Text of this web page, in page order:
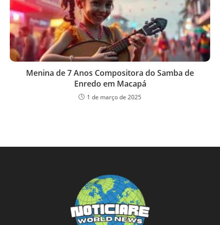
Menina de 7 Anos Compositora do Samba de
Enredo em Macapá
1 de março de 2025